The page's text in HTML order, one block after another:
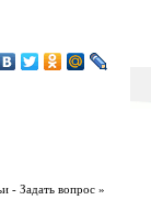
- Задать вопрос »